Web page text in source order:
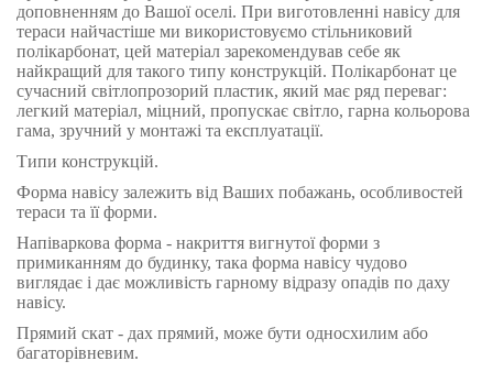
доповненням до Вашої оселі. При виготовленні навісу для
тераси найчастіше ми використовуємо стільниковий
полікарбонат, цей матеріал зарекомендував себе як
найкращий для такого типу конструкцій. Полікарбонат це
сучасний світлопрозорий пластик, який має ряд переваг:
легкий матеріал, міцний, пропускає світло, гарна кольорова
гама, зручний у монтажі та експлуатації.
Типи конструкцій.
Форма навісу залежить від Ваших побажань, особливостей
тераси та її форми.
Напіваркова форма - накриття вигнутої форми з
примиканням до будинку, така форма навісу чудово
виглядає і дає можливість гарному відразу опадів по даху
навісу.
Прямий скат - дах прямий, може бути односхилим або
багаторівневим.